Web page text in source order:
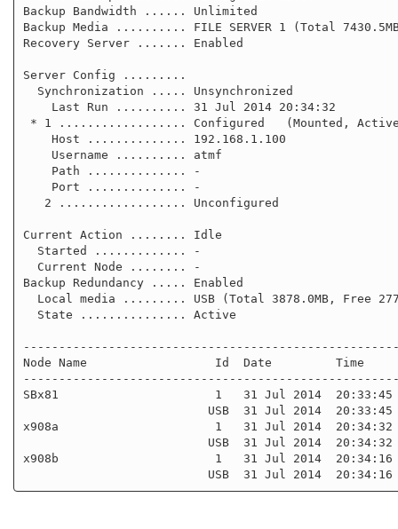
Backup Bandwidth ...... Unlimited
Backup Media .......... FILE SERVER 1 (Total
Recovery Server ....... Enabled
Server Config .........
Current Action ........ Idle
Backup Redundancy ..... Enabled
Node Name                  Id  Date         Time      In
SBx81                      1   31 Jul 2014  20:33:45
x908a                      1   31 Jul 2014  20:34:32
x908b                      1   31 Jul 2014  20:34:16